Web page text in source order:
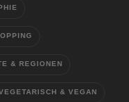
& REGIONEN
& VEGAN